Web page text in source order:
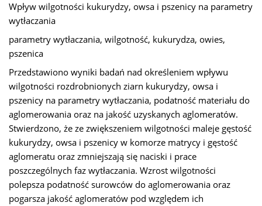
Wpływ wilgotności kukurydzy, owsa i pszenicy na parametry
wytłaczania
parametry wytłaczania, wilgotność, kukurydza, owies,
pszenica
Przedstawiono wyniki badań nad określeniem wpływu
wilgotności rozdrobnionych ziarn kukurydzy, owsa i
pszenicy na parametry wytłaczania, podatność materiału do
aglomerowania oraz na jakość uzyskanych aglomeratów.
Stwierdzono, że ze zwiększeniem wilgotności maleje gęstość
kukurydzy, owsa i pszenicy w komorze matrycy i gęstość
aglomeratu oraz zmniejszają się naciski i prace
poszczególnych faz wytłaczania. Wzrost wilgotności
polepsza podatność surowców do aglomerowania oraz
pogarsza jakość aglomeratów pod względem ich